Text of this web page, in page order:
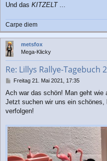
Und das KITZELT
Carpe diem
metsfox
Mega-Klicky
Re: Lillys Rallye-Tagebuch
B
i
t
r
g
Freitag 21. Mai 2021, 17:35
Ach war das schön! Man geht wie
Jetzt suchen wir uns ein
verfolgen!